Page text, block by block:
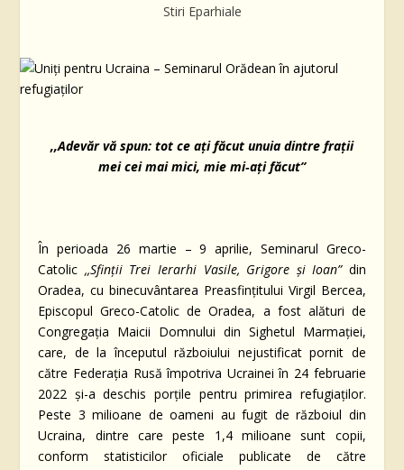
Stiri Eparhiale
,,Adevăr vă spun: tot ce aţi făcut unuia dintre fraţii
mei cei mai mici, mie mi‑aţi făcut”
În perioada 26 martie – 9 aprilie, Seminarul Greco-
Catolic ,,Sfinții Trei Ierarhi Vasile, Grigore și Ioan”din
Oradea, cu binecuvântarea Preasfințitului Virgil Bercea,
Episcopul Greco-Catolic de Oradea, a fost alături de
Congregația Maicii Domnului din Sighetul Marmației,
care, de la începutul războiului nejustificat pornit de
către Federația Rusă împotriva Ucrainei în 24 februarie
2022 și-a deschis porțile pentru primirea refugiaților.
Peste 3 milioane de oameni au fugit de războiul din
Ucraina, dintre care peste 1,4 milioane sunt copii,
conform statisticilor oficiale publicate de către